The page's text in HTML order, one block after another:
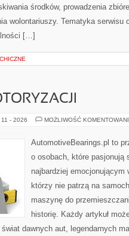
środków, prowadzenia
wolontariuszy. Tematyka serwisu
[…]
- 2026 MOŻLIWOŚĆ
AutomotiveBearings.pl to
o osobach, które pasjonują
najbardziej emocjonującym
którzy nie patrzą na
maszynę do
historię. Każdy artykuł
dawnych aut, legendarnych